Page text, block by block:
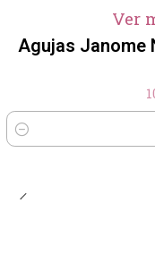
Ver
Agujas Janome
Cantidad